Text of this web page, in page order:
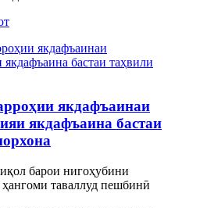
якдафъаинаи
якдафъаина бастаи
барои нигоҳубини
таваллуд пешбинӣ